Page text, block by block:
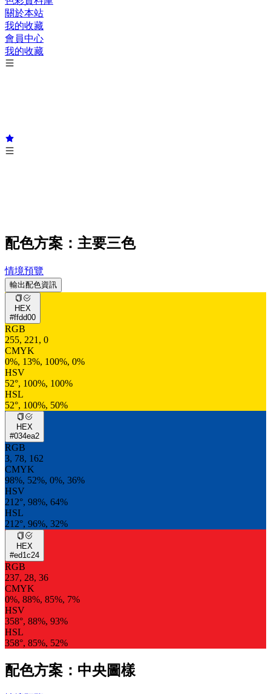
關於本站
我的收藏
會員中心
我的收藏
配色方案：主要三色
情境預覽
輸出配色資訊
HEX
#ffdd00
RGB
255, 221, 0
CMYK
0%, 13%, 100%, 0%
HSV
52°, 100%, 100%
HSL
52°, 100%, 50%
HEX
#034ea2
RGB
3, 78, 162
CMYK
98%, 52%, 0%, 36%
HSV
212°, 98%, 64%
HSL
212°, 96%, 32%
HEX
#ed1c24
RGB
237, 28, 36
CMYK
0%, 88%, 85%, 7%
HSV
358°, 88%, 93%
HSL
358°, 85%, 52%
配色方案：中央圖樣